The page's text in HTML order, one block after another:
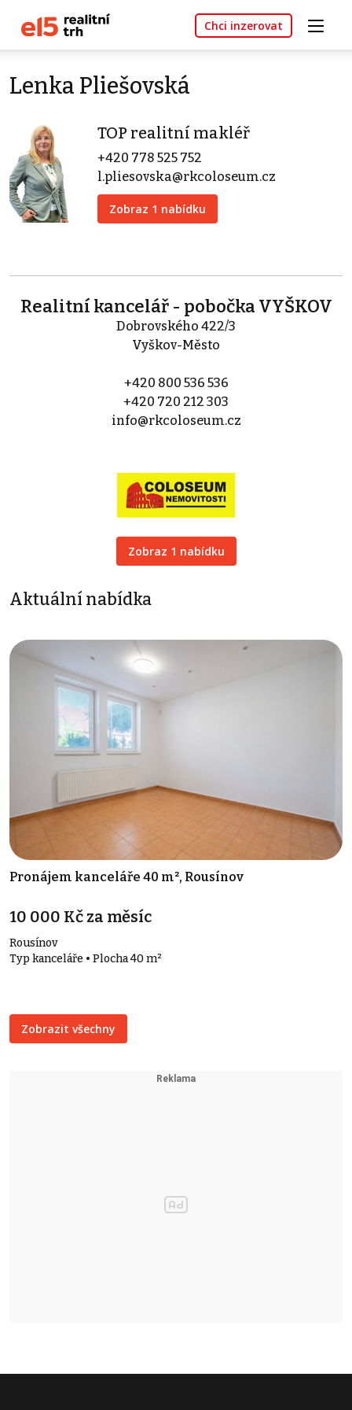
Chci inzerovat
Lenka Pliešovská
TOP realitní makléř
+420 778 525 752
l.pliesovska@rkcoloseum.cz
Zobraz 1 nabídku
Realitní kancelář - pobočka VYŠKOV
Dobrovského 422/3
Vyškov-Město
+420 800 536 536
+420 720 212 303
info@rkcoloseum.cz
Zobraz 1 nabídku
Aktuální nabídka
Pronájem kanceláře 40 m², Rousínov
10 000 Kč za měsíc
Rousínov
Typ kanceláře • Plocha 40 m²
Zobrazit všechny